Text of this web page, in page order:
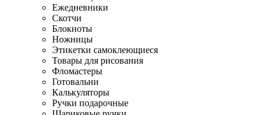
Ежедневники
Скотчи
Блокноты
Ножницы
Этикетки самоклеющиеся
Товары для рисования
Фломастеры
Готовальни
Калькуляторы
Ручки подарочные